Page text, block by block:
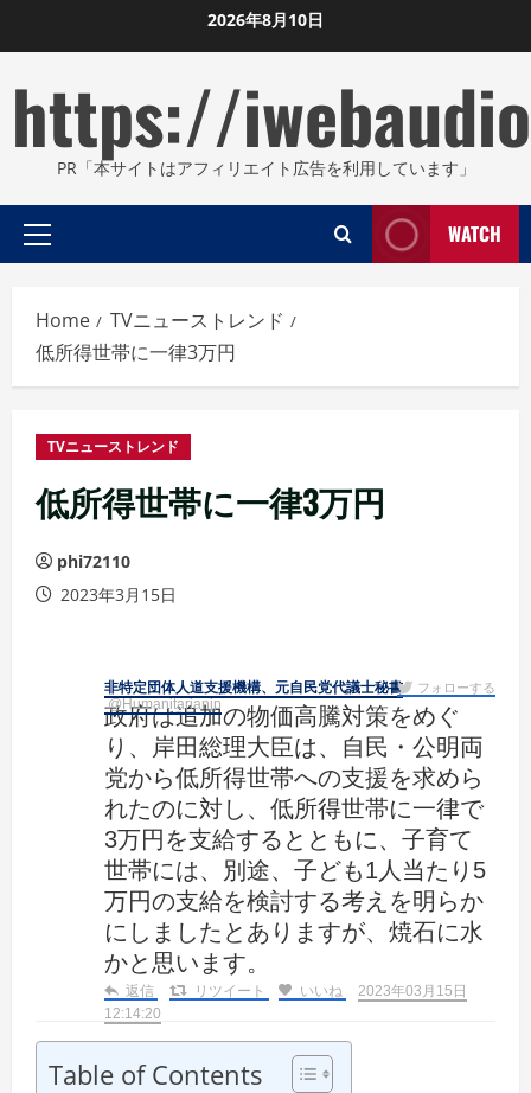
to
2026年8月10日
https://
PR「本サイトはアフィリエイト広告を利用しています」
Primary
WATCH
Home
TVニューストレンド
低所得世帯に一律3万円
TVニューストレンド
低所得世帯に一律3万円
phi72110
2023年3月15日
非特定団体人道支援機構、元自民党代議士秘書
@Humanitarianjp
フォローする
政府は追加の物価高騰対策をめぐ
り、岸田総理大臣は、自民・公明両
党から低所得世帯への支援を求めら
れたのに対し、低所得世帯に一律で
3万円を支給するとともに、子育て
世帯には、別途、子ども1人当たり5
万円の支給を検討する考えを明らか
にしましたとありますが、焼石に水
かと思います。
返信 リツイート いいね
2023年03月15日
12:14:20
Table of Contents